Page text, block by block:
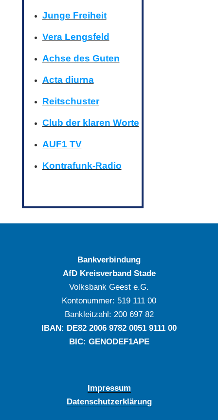
Junge Freiheit
Vera Lengsfeld
Achse des Guten
Acta diurna
Reitschuster
Club der klaren Worte
AUF1 TV
Kontrafunk-Radio
Bankverbindung
AfD Kreisverband Stade
Volksbank Geest e.G.
Kontonummer: ‍519 111 00
Bankleitzahl: ‍200 697 82
IBAN: DE‍82 ‍2006 ‍9782 ‍0051 ‍9111 ‍00
BIC: GENODEF1APE
Impressum
Datenschutzerklärung